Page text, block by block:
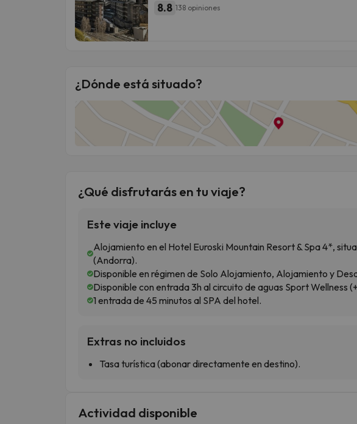
8.8 138 opiniones
¿Dónde está situado?
¿Qué disfrutarás en tu viaje?
Este viaje incluye
Alojamiento en el Hotel Euroski Mountain Resort & Spa 4*,
(Andorra).
Disponible en régimen de Solo Alojamiento, Alojamiento y
Disponible con entrada 3h al circuito de aguas Sport Wellness
1 entrada de 45 minutos al SPA del hotel.
Extras no incluidos
Tasa turística (abonar directamente en destino).
Actividad disponible